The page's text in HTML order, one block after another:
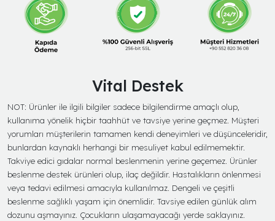
Vital Destek
NOT: Ürünler ile ilgili bilgiler sadece bilgilendirme amaçlı olup,
kullanıma yönelik hiçbir taahhüt ve tavsiye yerine geçmez. Müşteri
yorumları müşterilerin tamamen kendi deneyimleri ve düşünceleridir,
bunlardan kaynaklı herhangi bir mesuliyet kabul edilmemektir.
Takviye edici gıdalar normal beslenmenin yerine geçemez. Ürünler
beslenme destek ürünleri olup, ilaç değildir. Hastalıkların önlenmesi
veya tedavi edilmesi amacıyla kullanılmaz. Dengeli ve çeşitli
beslenme sağlıklı yaşam için önemlidir. Tavsiye edilen günlük alım
dozunu aşmayınız. Çocukların ulaşamayacağı yerde saklayınız.